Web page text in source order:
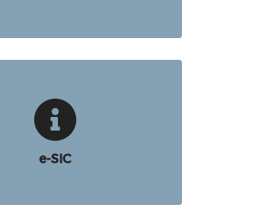
e-SIC